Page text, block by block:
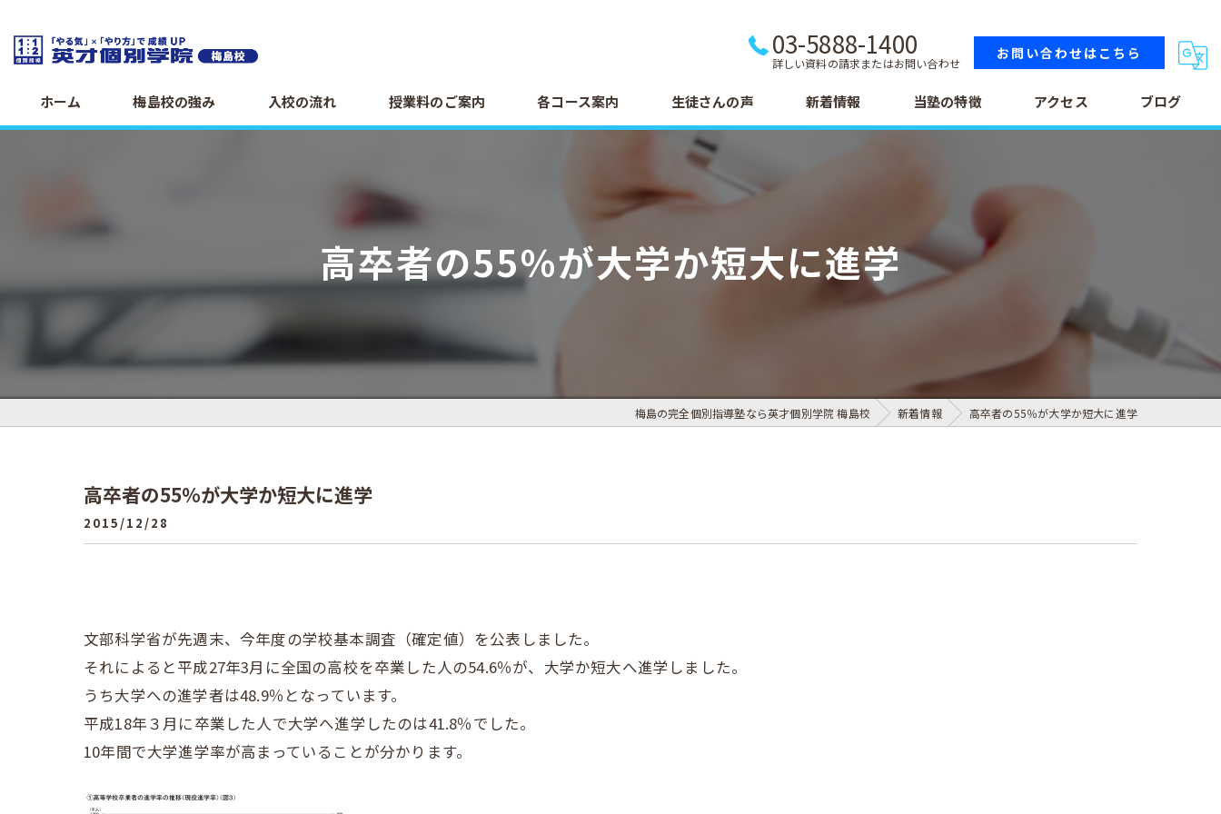
03-5888-1400
詳しい資料の請求またはお問い合わせ
お問い合わせはこちら
ホーム 梅島校の強み 入校の流れ 授業料のご案内 各コース案内 生徒さんの声 新着情報 当塾の特徴
高校生
テスト
アクセス ブログ
高卒者の55％が大学か短大に進学
梅島の完全個別指導塾なら英才個別学院 梅島校 新着情報 高卒者の55％が大学か短大に進学
高卒者の55％が大学か短大に進学
2015/12/28
文部科学省が先週末、今年度の学校基本調査（確定値）を公表しました。
それによると平成27年3月に全国の高校を卒業した人の54.6％が、大学か短大へ進学しました。
うち大学への進学者は48.9％となっています。
平成18年３月に卒業した人で大学へ進学したのは41.8％でした。
10年間で大学進学率が高まっていることが分かります。